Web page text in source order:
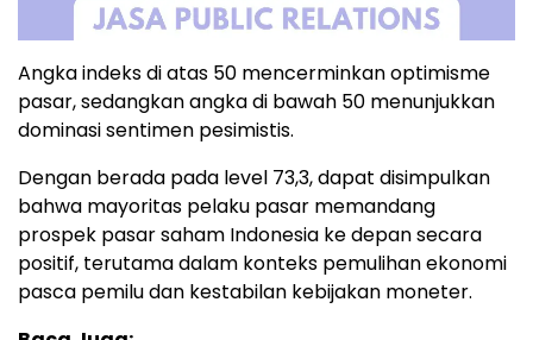
Angkaindeksdiatas 50 mencerminkanoptimisme
pasar,sedangkanangkadi bawah 50 menunjukkan
dominasisentimen pesimistis.
Dengan berada pada level 73,3,dapat disimpulkan
bahwa mayoritas pelaku pasar memandang
prospek pasarsaham Indonesia kedepansecara
positif, terutamadalam konteks pemulihanekonomi
pasca pemiludan kestabilan kebijakan moneter.